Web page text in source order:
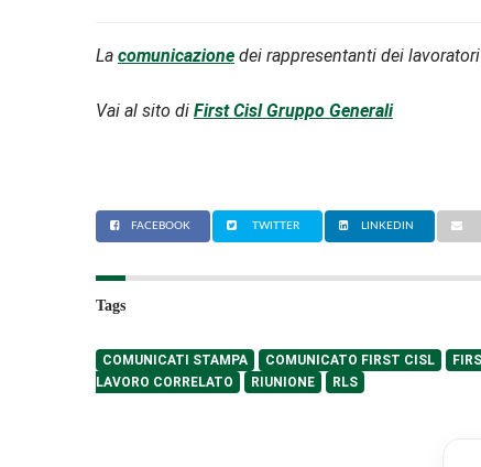
La comunicazione dei rappresentanti dei
Vai al sito di First Cisl Gruppo Generali
FACEBOOK TWITTER LINKEDIN
Tags
COMUNICATI STAMPA COMUNICATO FIRST CISL
LAVORO CORRELATO
RIUNIONE RLS